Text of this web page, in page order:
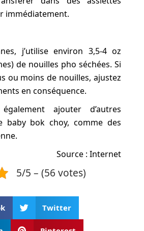
immédiatement.
j’utilise environ 3,5-4 oz
de nouilles pho séchées. Si
ou moins de nouilles, ajustez
en conséquence.
ajouter d’autres
baby bok choy, comme des
Source : Internet
5/5 – (56 votes)
Twitter